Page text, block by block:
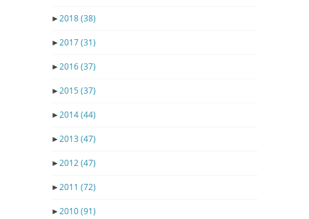
►2018(38)
►2017(31)
►2016(37)
►2015(37)
►2014(44)
►2013 (47)
►2012(47)
►2011 (72)
►2010(91)